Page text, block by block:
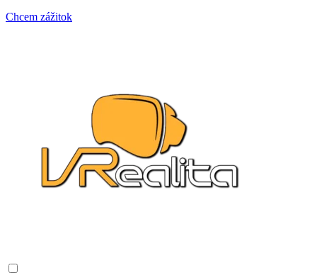
Chcem zážitok